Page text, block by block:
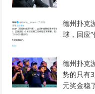
德州扑克
球，回应
德州扑克
势的只有
元奖金稳